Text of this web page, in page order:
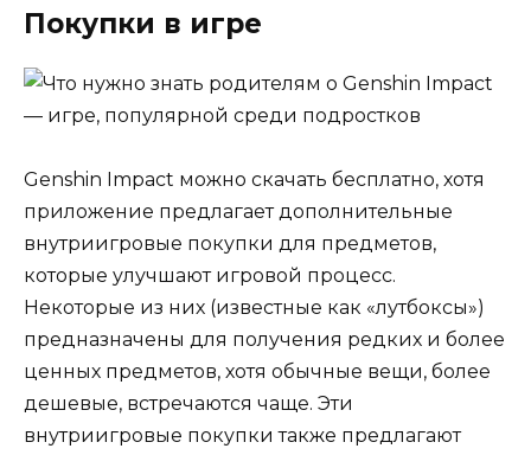
Покупки в игре
Genshin Impact можно скачать бесплатно, хотя
приложение предлагает дополнительные
внутриигровые покупки для предметов,
которые улучшают игровой процесс.
Некоторые из них (известные как «лутбоксы»)
предназначены для получения редких и более
ценных предметов, хотя обычные вещи, более
дешевые, встречаются чаще. Эти
внутриигровые покупки также предлагают